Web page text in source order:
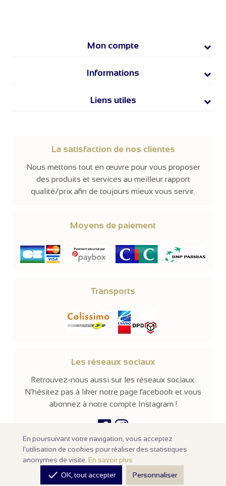
Mon compte
Informations
Liens utiles
La satisfaction de nos clientes
Nous mettons tout en œuvre pour vous proposer
des produits et services au meilleur rapport
qualité/prix afin de toujours mieux vous servir.
Moyens de paiement
Transports
Les réseaux sociaux
Retrouvez-nous aussi sur les réseaux sociaux.
N’hésitez pas à liker notre page facebook et vous
abonnez à notre compte Instagram !
© 2026 -Parissima-Tous droits réservés
En poursuivant votre navigation, vous acceptez
l'utilisation de cookies pour réaliser des statistiques
anonymes de visite. En savoir plus
 OK, tout accepter Personnaliser
Notre site en ligne estréservé aux professionnels
la beauté. Les prix sont affichés hors taxes. Nos produits sont